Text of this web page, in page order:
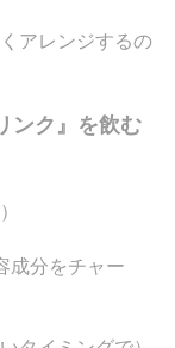
アレンジするの
ンク』を飲む
成分をチャー